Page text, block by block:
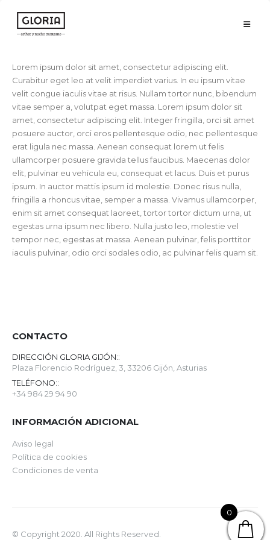
Lorem ipsum dolor sit amet, consectetur adipiscing elit.
Curabitur eget leo at velit imperdiet varius. In eu ipsum vitae
velit congue iaculis vitae at risus. Nullam tortor nunc, bibendum
vitae semper a, volutpat eget massa. Lorem ipsum dolor sit
amet, consectetur adipiscing elit. Integer fringilla, orci sit amet
posuere auctor, orci eros pellentesque odio, nec pellentesque
erat ligula nec massa. Aenean consequat lorem ut felis
ullamcorper posuere gravida tellus faucibus. Maecenas dolor
elit, pulvinar eu vehicula eu, consequat et lacus. Duis et purus
ipsum. In auctor mattis ipsum id molestie. Donec risus nulla,
fringilla a rhoncus vitae, semper a massa. Vivamus ullamcorper,
enim sit amet consequat laoreet, tortor tortor dictum urna, ut
egestas urna ipsum nec libero. Nulla justo leo, molestie vel
tempor nec, egestas at massa. Aenean pulvinar, felis porttitor
iaculis pulvinar, odio orci sodales odio, ac pulvinar felis quam sit.
CONTACTO
DIRECCIÓN GLORIA GIJÓN::
Plaza Florencio Rodríguez, 3, 33206 Gijón, Asturias
TELÉFONO::
+34 984 29 94 90
INFORMACIÓN ADICIONAL
Aviso legal
Política de cookies
Condiciones de venta
© Copyright 2020. All Rights Reserved.
0